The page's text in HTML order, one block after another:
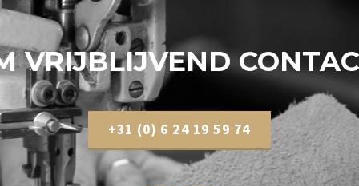
VRIJBLIJVEND
+31 (0) 6 24 19 59 74